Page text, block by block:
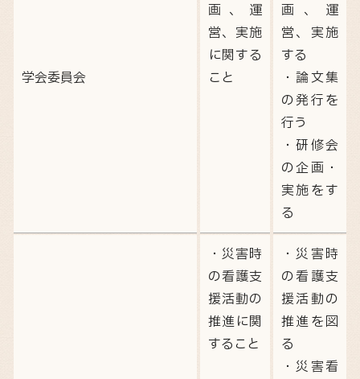
学会委員会
画、運
営、実施
に関する
こと
画、運
営、実施
する
・論文集
の発行を
行う
・研修会
の企画・
実施をす
る
・災害時
の看護支
援活動の
推進に関
すること
・災害時
の看護支
援活動の
推進を図
る
・災害看